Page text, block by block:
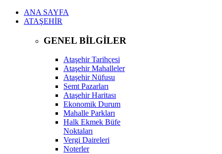
ANA SAYFA
ATAŞEHİR
GENEL BİLGİLER
Ataşehir Tarihçesi
Ataşehir Mahalleler
Ataşehir Nüfusu
Semt Pazarları
Ataşehir Haritası
Ekonomik Durum
Mahalle Parkları
Halk Ekmek Büfe
Noktaları
Vergi Daireleri
Noterler